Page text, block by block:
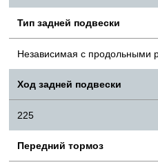
Тип задней подвески
Независимая с продольными
Ход задней подвески
225
Передний тормоз